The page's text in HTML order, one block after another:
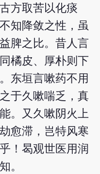
方取苦以化痰
知降敛之性，虽
脾之比。昔人言
橘皮、厚朴则下
东垣言嗽药不用
于久嗽喘乏，真
。又久嗽阴火上
愈滞，岂特风寒
！曷观世医用润
。